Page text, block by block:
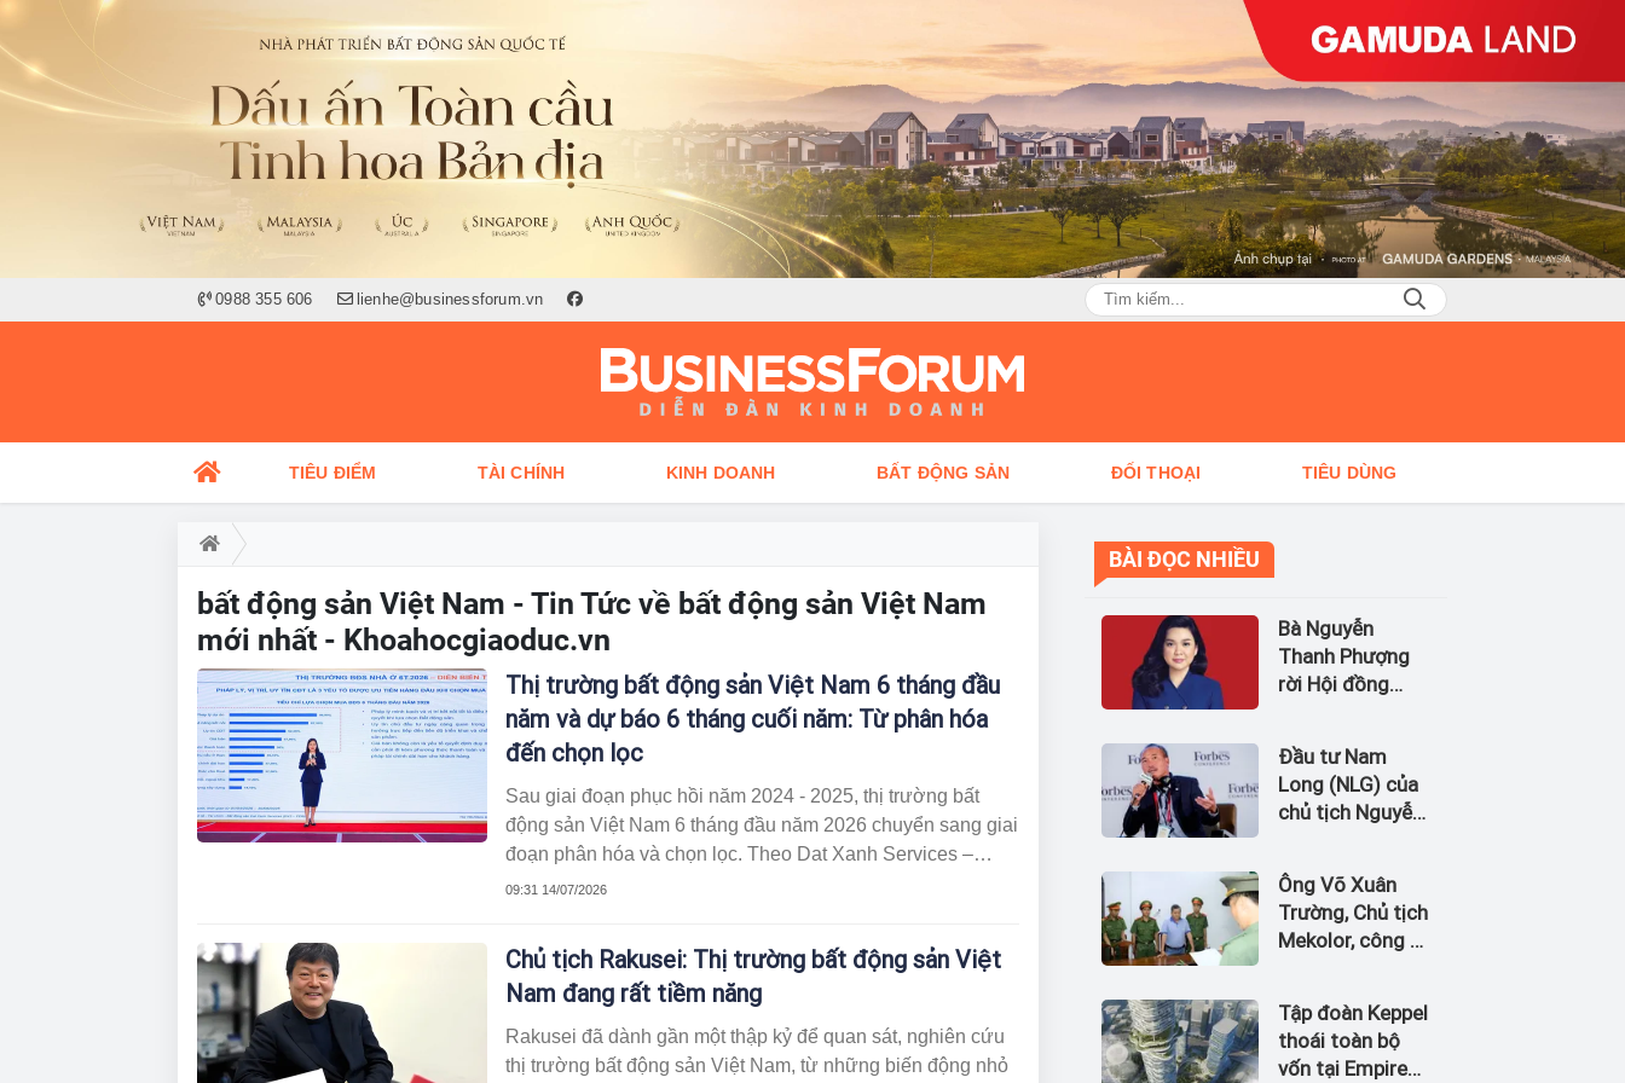
0988 355 606 lienhe@businessforum.vn
TIÊU ĐIỂM TÀI CHÍNH KINH DOANH BẤT ĐỘNG SẢN ĐỐI THOẠI TIÊU DÙNG
bất động sản Việt Nam - Tin Tức về bất động sản Việt Nam
mới nhất - Khoahocgiaoduc.vn
Thị trường bất động sản Việt Nam 6 tháng đầu
năm và dự báo 6 tháng cuối năm: Từ phân hóa
đến chọn lọc
Sau giai đoạn phục hồi năm 2024 - 2025, thị trường bất
động sản Việt Nam 6 tháng đầu năm 2026 chuyển sang giai
đoạn phân hóa và chọn lọc. Theo Dat Xanh Services –
FERI, dòng tiền, nguồn cung và hành vi thị trường đều đang
09:31 14/07/2026
Chủ tịch Rakusei: Thị trường bất động sản Việt
Nam đang rất tiềm năng
Rakusei đã dành gần một thập kỷ để quan sát, nghiên cứu
thị trường bất động sản Việt Nam, từ những biến động nhỏ
BÀI ĐỌC NHIỀU
Bà Nguyễn
Thanh Phượng
rời Hội đồng
hàng Bản Việt
(BVBank)
Đầu tư Nam
Long (NLG) của
chủ tịch Nguyễn
kiến bán quỹ đất
tại dự án
Waterpoint,
Izumi City
Ông Võ Xuân
Trường, Chủ tịch
Mekolor, công ty
đường sắt cao
tốc Bắc Nam bị
Tập đoàn Keppel
thoái toàn bộ
vốn tại Empire